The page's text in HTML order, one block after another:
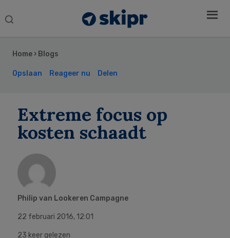
Search
Home › Blogs
Opslaan Reageer nu Delen
Extreme focus op
kosten schaadt
Philip van Lookeren Campagne
22 februari 2016, 12:01
23 keer gelezen
Sidebar